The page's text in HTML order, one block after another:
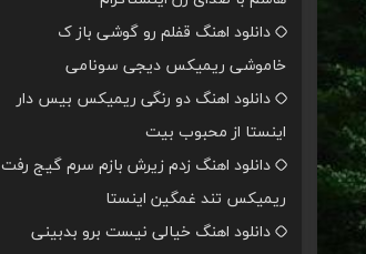
دانلود اهنگ قفلم رو گوشی باز ک
خاموشی ریمیکس دیجی سونامی
دانلود اهنگ دو رنگی ریمیکس بیس دار
اینستا از محبوب بیت
دانلود اهنگ زدم زیرش بازم سرم گیج رفت
ریمیکس تند غمگین اینستا
دانلود اهنگ خیالی نیست برو بدبینی